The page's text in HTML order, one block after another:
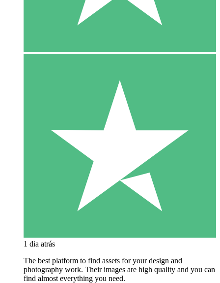
1 dia atrás
The best platform to find assets for your design and
photography work. Their images are high quality and you can
find almost everything you need.